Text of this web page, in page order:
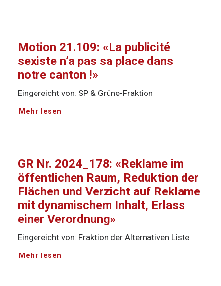
Motion 21.109: «La publicité
sexiste n’a pas sa place dans
notre canton !»
Eingereicht von: SP & Grüne-Fraktion
Mehr lesen
GR Nr. 2024_178: «Reklame im
öffentlichen Raum, Reduktion der
Flächen und Verzicht auf Reklame
mit dynamischem Inhalt, Erlass
einer Verordnung»
Eingereicht von: Fraktion der Alternativen Liste
Mehr lesen